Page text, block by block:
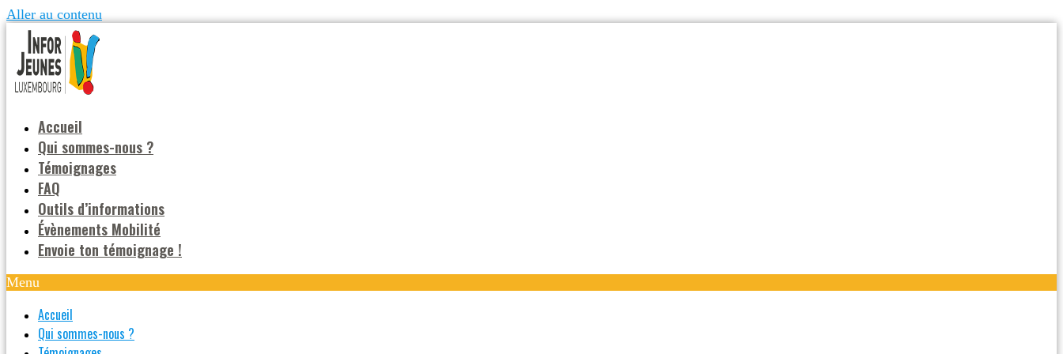
Aller au contenu
Accueil
Qui sommes-nous ?
Témoignages
FAQ
Outils d’informations
Évènements Mobilité
Envoie ton témoignage !
Menu
Accueil
Qui sommes-nous ?